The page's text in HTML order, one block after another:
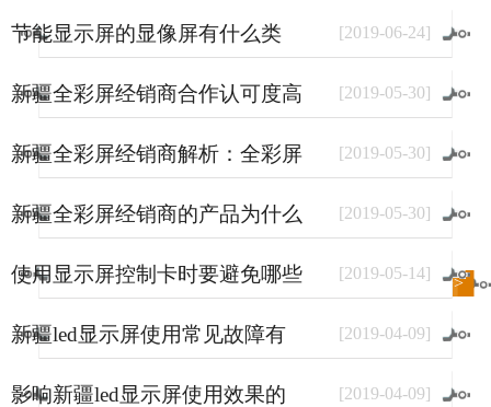
节能显示屏的显像屏有什么类
型？
[2019-06-24]
新疆全彩屏经销商合作认可度高
的原因
[2019-05-30]
新疆全彩屏经销商解析：全彩屏
使用量大幅上涨的原因
[2019-05-30]
新疆全彩屏经销商的产品为什么
销量好？
[2019-05-30]
使用显示屏控制卡时要避免哪些
事情？
[2019-05-14]
新疆led显示屏使用常见故障有
哪些？
[2019-04-09]
影响新疆led显示屏使用效果的
[2019-04-09]
进入新闻 频道>>